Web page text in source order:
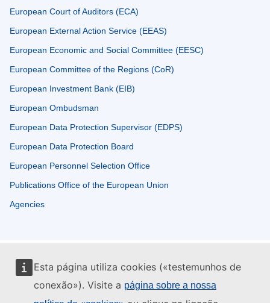
Esta página utiliza cookies («testemunhos de
conexão»). Visite a página sobre a nossa
European Court of Auditors (ECA)
European External Action Service (EEAS)
European Economic and Social Committee (EESC)
European Committee of the Regions (CoR)
European Investment Bank (EIB)
European Ombudsman
European Data Protection Supervisor (EDPS)
European Data Protection Board
European Personnel Selection Office
Publications Office of the European Union
Agencies